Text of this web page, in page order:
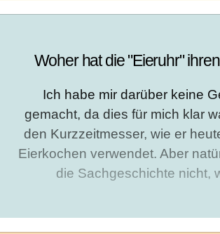
Woher hat die "Eieruhr"
Ich habe mir darüber keine
gemacht, da dies für mich klar
den Kurzzeitmesser, wie er
Eierkochen verwendet. Aber
die Sachgeschichte nicht,